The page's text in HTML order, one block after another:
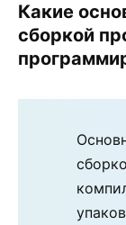
Какие
сборкой